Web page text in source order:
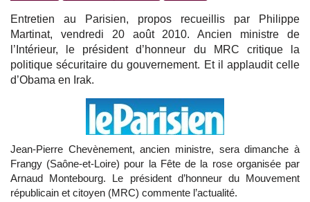
Entretien au Parisien, propos recueillis par Philippe
Martinat, vendredi 20 août 2010. Ancien ministre de
l’Intérieur, le président d’honneur du MRC critique la
politique sécuritaire du gouvernement. Et il applaudit celle
d’Obama en Irak.
Jean-Pierre Chevènement, ancien ministre, sera dimanche à
Frangy (Saône-et-Loire) pour la Fête de la rose organisée par
Arnaud Montebourg. Le président d’honneur du Mouvement
républicain et citoyen (MRC) commente l’actualité.